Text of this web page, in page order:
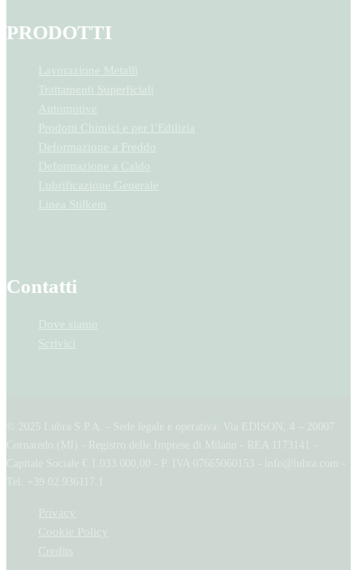
PRODOTTI
Lavorazione Metalli
Trattamenti Superficiali
Automotive
Prodotti Chimici e per l’Edilizia
Deformazione a Freddo
Deformazione a Caldo
Lubrificazione Generale
Linea Stilkem
Contatti
Dove siamo
Scrivici
© 2025 Lubra S.P.A. - Sede legale e operativa: Via EDISON, 4 – 20007
Cornaredo (MI) - Registro delle Imprese di Milano - REA 1173141 -
Capitale Sociale € 1.033.000,00 - P. IVA 07665060153 - info@lubra.com -
Tel. +39 02.936117.1
Privacy
Cookie Policy
Credits